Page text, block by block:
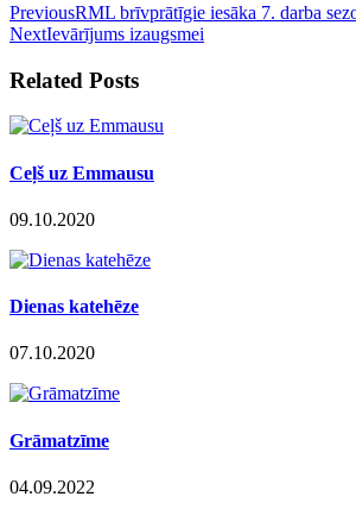
PreviousRML brīvprātīgie iesāka 7. darba
NextIevārījums izaugsmei
Related Posts
Ceļš uz Emmausu
09.10.2020
Dienas katehēze
07.10.2020
Grāmatzīme
04.09.2022